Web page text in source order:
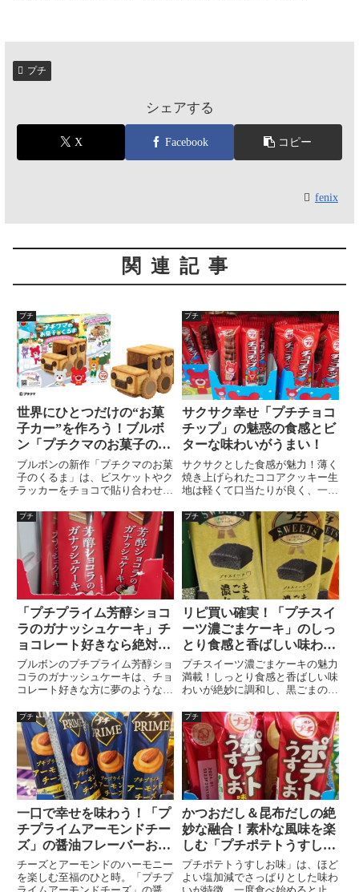
プチ
シェアする
X Facebook コピー
fenix
関連記事
プチ
世界にひとつだけの“お菓
子カー”を作ろう！ブルボ
ン「プチクマのお菓子のく
るま」2025年版
ブルボンの新作「プチクマのお菓
子のくるま」は、ビスケットやク
ラッカーをチョコで貼り合わせて
しさと食べるおいしさを両立し
た、家族で楽しめる体験型スイー
ツです。
プチ
サクサク幸せ「プチチョコ
チップ」の魅惑の食感とビ
ターな味わいがうまい！
サクサクとした食感が魅力！薄く
焼き上げられたココアクッキー生
地は軽くて口当たりが良く、一口
なチョコチップがクッキーの風味
を引き立ててくれます。そのまま
食べるだけでなく、牛乳や紅茶と
の相性も抜群ですよ～！
プチ
「プチプライム芳醇ショコ
ラのガナッシュケーキ」チ
ョコレート好きなら絶対試
して欲しい！驚きの口どけ
と深いコク、ブルボンの極
上スイーツ体験
ブルボンのプチプライム芳醇ショ
コラのガナッシュケーキは、チョ
コレート好きな方に夢のようなデ
口どけと深いコク、ホワイトガナ
ッシュのまろやかな甘さが特徴。
ココア生地の贅沢な仕立てとほろ
苦いチョコレートコーティング
が、至福のひとときを演出。ショ
コラの愛好者必見の一品！
プチ
リピ買い確実！「プチスイ
ーツ濃ごまケーキ」のしっ
とり食感と香ばしい味わい
が美味すぎてヤバい
プチスイーツ濃ごまケーキの魅力
満載！しっとり食感と香ばしい味
わいが絶妙に調和し、黒ごまの濃
す。一口サイズの贅沢な和風スイ
ーツで、ごま好き必見の満足感を
味わいませんか？手軽に手に入る
低価格で、リピート買いしたくな
る魅力が詰まったスイーツケーキ
をご紹介！
プチ
一口で幸せを味わう！「プ
チプライムアーモンドチー
ズ」の醤油フレーバーおか
きに広がるチーズとアーモ
ンドの魅力がヤバ美味い
チーズとアーモンドのハーモニー
を楽しむ至福のひと時。「プチプ
プチ
かつおだし＆昆布だしの絶
妙な融合！素朴な風味を楽
しむ「プチポテトうすしお
味」
プチポテトうすしお味」は、ほど
よい塩加減でさっぱりとした味わ